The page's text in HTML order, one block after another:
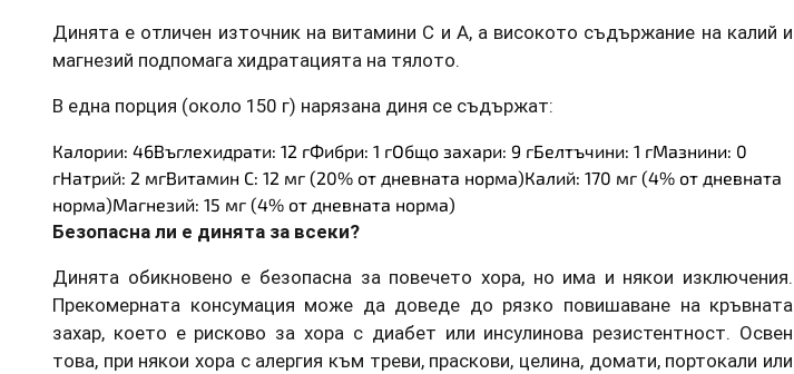
Динята е отличен източник на витамини C и А, а високото съдържание на калий и
магнезий подпомага хидратацията на тялото.
В една порция (около 150 г) нарязана диня се съдържат:
Калории: 46Въглехидрати: 12 гФибри: 1 гОбщо захари: 9 гБелтъчини: 1 гМазнини: 0
гНатрий: 2 мгВитамин C: 12 мг (20% от дневната норма)Калий: 170 мг (4% от дневната
норма)Магнезий: 15 мг (4% от дневната норма)
Безопасна ли е динята за всеки?
Динята обикновено е безопасна за повечето хора, но има и някои изключения.
Прекомерната консумация може да доведе до рязко повишаване на кръвната
захар, което е рисково за хора с диабет или инсулинова резистентност. Освен
това, при някои хора с алергия към треви, праскови, целина, домати, портокали или